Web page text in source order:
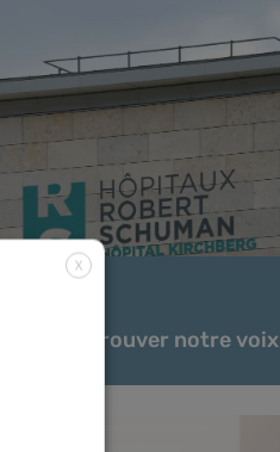
allié pour trouver notre voix
X